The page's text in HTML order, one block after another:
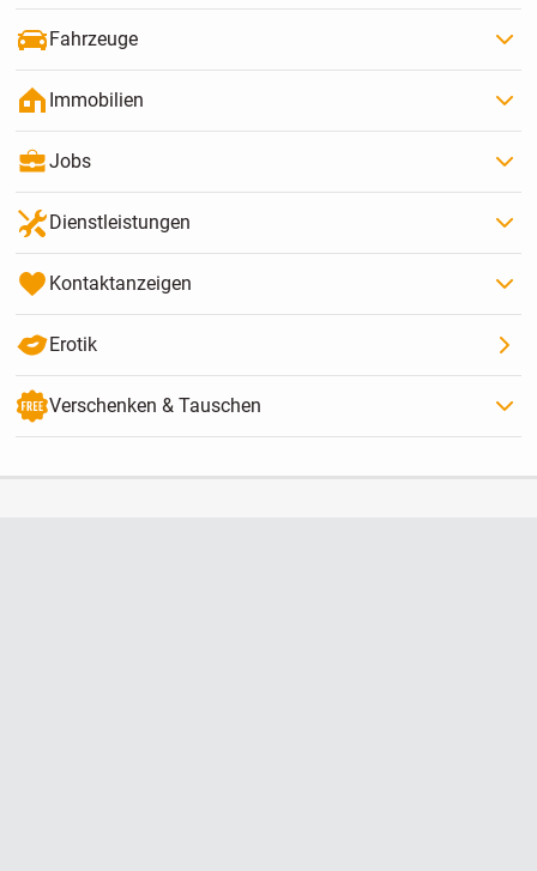
Fahrzeuge
Immobilien
Jobs
Dienstleistungen
Kontaktanzeigen
Erotik
Verschenken & Tauschen